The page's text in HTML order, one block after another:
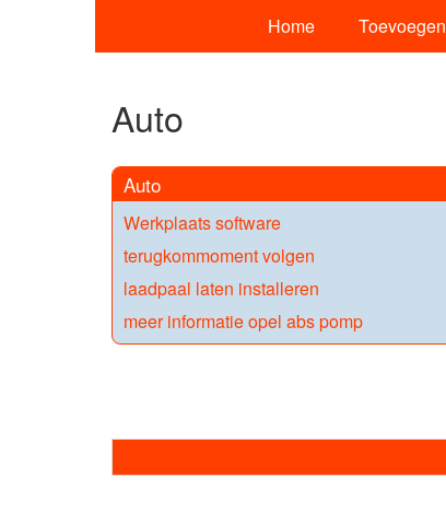
Home Toevoegen
Auto
Auto
Werkplaats software
terugkommoment volgen
laadpaal laten installeren
meer informatie opel abs pomp